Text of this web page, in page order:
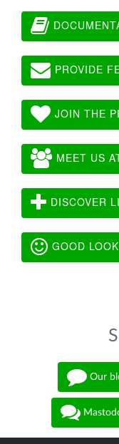
PROVIDE
JOIN THE
MEET US
DISCOVER
GOOD
Our